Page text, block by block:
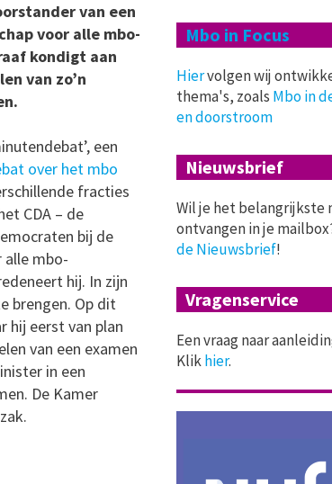
van een
voor alle mbo-
kondigt aan
van zo’n
een
over het mbo
fracties
CDA – de
bij de
alle mbo-
hij. In zijn
brengen. Op dit
hij eerst van plan
van een examen
in een
De Kamer
Mbo in Focus
Hiervolgen wij
thema's, zoals Mbo in
en doorstroom
Nieuwsbrief
Wil je het belangrijkste
ontvangen in je
de Nieuwsbrief!
Vragenservice
Een vraag naar
Klikhier.